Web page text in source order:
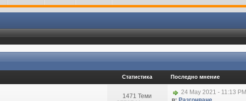
Статистика Последно мнение
1471 Теми
24 May 2021 - 11:13 PM